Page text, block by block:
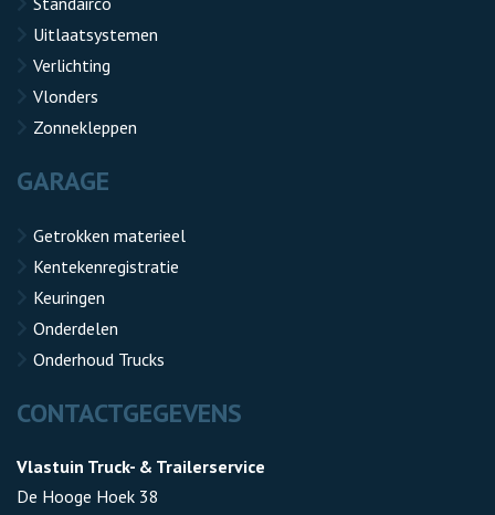
Uitlaatsystemen
Verlichting
Vlonders
Zonnekleppen
GARAGE
Getrokken materieel
Kentekenregistratie
Keuringen
Onderdelen
Onderhoud Trucks
CONTACTGEGEVENS
Vlastuin Truck- & Trailerservice
De Hooge Hoek 38